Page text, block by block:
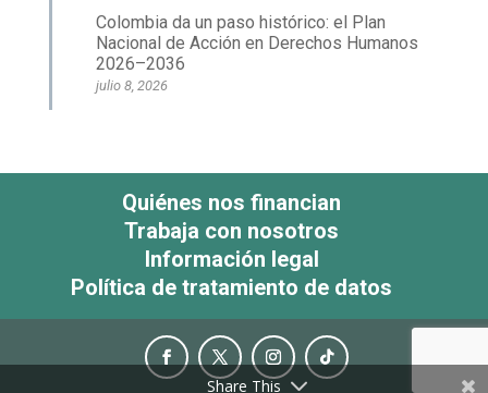
Colombia da un paso histórico: el Plan
Nacional de Acción en Derechos Humanos
2026–2036
julio 8, 2026
Quiénes nos financian
Trabaja con nosotros
Información legal
Política de tratamiento de datos
Share This